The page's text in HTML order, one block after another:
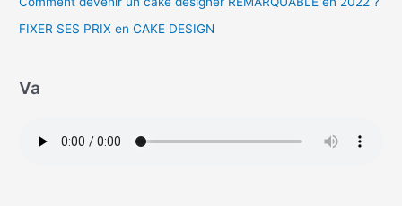
FIXER SES PRIX en CAKE DESIGN
Va